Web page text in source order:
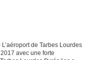
de Tarbes Lourdes
avec une forte